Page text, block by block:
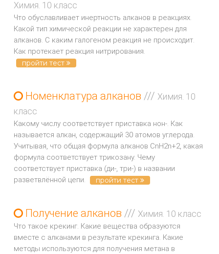
Химия. 10 класс
Что обуславливает инертность алканов в реакциях.
Какой тип химической реакции не характерен для
алканов. С каким галогеном реакция не происходит.
Как протекает реакция нитрирования.
пройти тест
Номенклатура алканов /// Химия. 10
класс
Какому числу соответствует приставка нон-. Как
называется алкан, содержащий 30 атомов углерода.
Учитывая, что общая формула алканов CnH2n+2, какая
формула соответствует трикозану. Чему
соответствует приставка (ди-, три-) в названии
разветвлённой цепи.
пройти тест
Получение алканов /// Химия. 10 класс
Что такое крекинг. Какие вещества образуются
вместе с алканами в результате крекинга. Какие
методы используются для получения метана в